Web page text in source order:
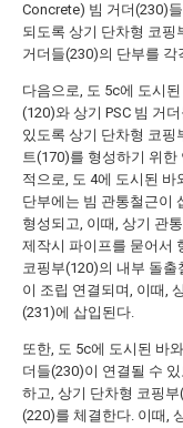
Concrete) 빔 거더(230)
되도록 상기 단차형 코핑
거더들(230)의 단부를 각
다음으로, 도 5c에 도시
(120)와 상기 PSC 빔 거
있도록 상기 단차형 코핑
트(170)를 형성하기 위한
적으로, 도 4에 도시된 바
단부에는 빔 관통철근이
형성되고, 이때, 상기 관
제작시 파이프를 묻어서
코핑부(120)의 내부 돌
이 조립 연결되며, 이때,
(231)에 삽입된다.
또한, 도 5c에 도시된 바
더들(230)이 연결될 수
하고, 상기 단차형 코핑
(220)를 체결한다. 이때,